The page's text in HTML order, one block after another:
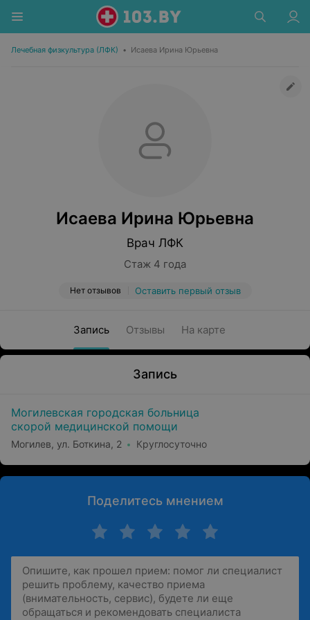
Лечебная физкультура (ЛФК) • Исаева Ирина Юрьевна
Исаева Ирина Юрьевна
Врач ЛФК
Стаж 4 года
Нет отзывов Оставить первый отзыв
Запись Отзывы На карте
Запись
Могилевская городская больница
скорой медицинской помощи
Могилев, ул. Боткина, 2 Круглосуточно
Поделитесь мнением